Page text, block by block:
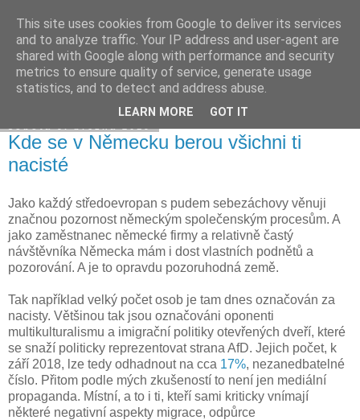
Davidova tisková kancelář
Kde se v Německu berou všichni ti
nacisté
Jako každý středoevropan s pudem sebezáchovy věnuji
značnou pozornost německým společenským procesům. A
jako zaměstnanec německé firmy a relativně častý
návštěvníka Německa mám i dost vlastních podnětů a
pozorování. A je to opravdu pozoruhodná země.
Tak například velký počet osob je tam dnes označován za
nacisty. Většinou tak jsou označováni oponenti
multikulturalismu a imigrační politiky otevřených dveří, které
se snaží politicky reprezentovat strana AfD. Jejich počet, k
září 2018, lze tedy odhadnout na cca 17%, nezanedbatelné
číslo. Přitom podle mých zkušeností to není jen mediální
propaganda. Místní, a to i ti, kteří sami kriticky vnímají
některé negativní aspekty migrace, odpůrce
This site uses cookies from Google to deliver its services
and to analyze traffic. Your IP address and user-agent are
shared with Google along with performance and security
metrics to ensure quality of service, generate usage
statistics, and to detect and address abuse.
LEARN MORE GOT IT